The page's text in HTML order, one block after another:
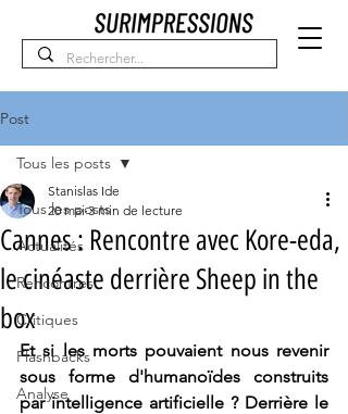
Post
Tous les posts
Actualités
Rencontres
Critiques
Flashbacks
Analyse
Tous les posts
Cannes : Rencontre avec Kore-eda,
le cinéaste derrière Sheep in the
box
Stanislas Ide
20 mai 3 min de lecture
Et si les morts pouvaient nous revenir
sous forme d'humanoïdes construits
par intelligence artificielle ? Derrière le